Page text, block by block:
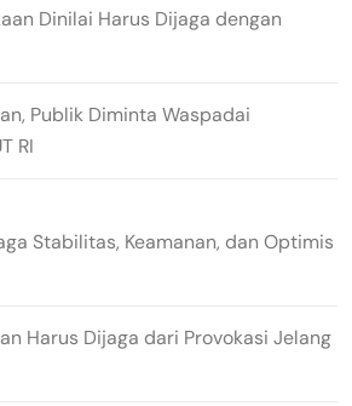
Dinilai Harus Dijaga dengan
Publik Diminta Waspadai
RI
Stabilitas, Keamanan, dan Optimis
Harus Dijaga dari Provokasi Jelang